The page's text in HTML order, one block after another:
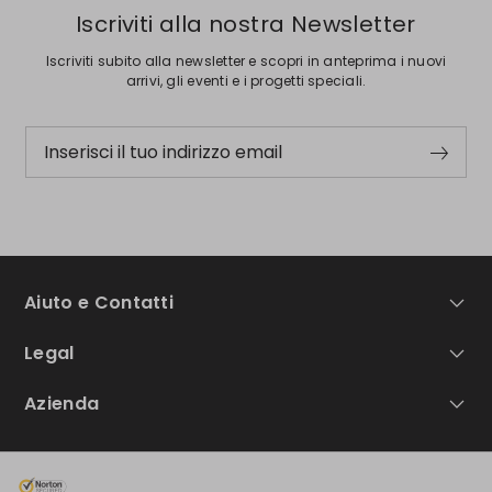
Iscriviti alla nostra Newsletter
Iscriviti subito alla newsletter e scopri in anteprima i nuovi
arrivi, gli eventi e i progetti speciali.
Inserisci il tuo indirizzo email
Aiuto e Contatti
Legal
Azienda